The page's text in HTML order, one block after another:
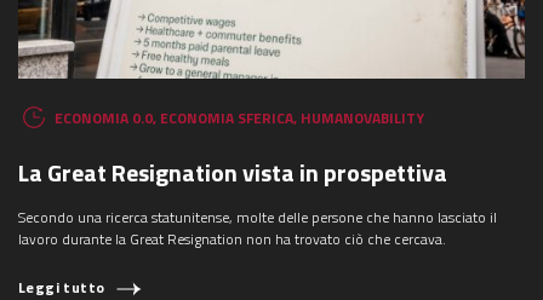
ECONOMIA 0.0, ECONOMIA SFERICA, HUMANOVABILITY
La Great Resignation vista in prospettiva
Secondo una ricerca statunitense, molte delle persone che hanno lasciato il
lavoro durante la Great Resignation non ha trovato ciò che cercava.
Leggi tutto